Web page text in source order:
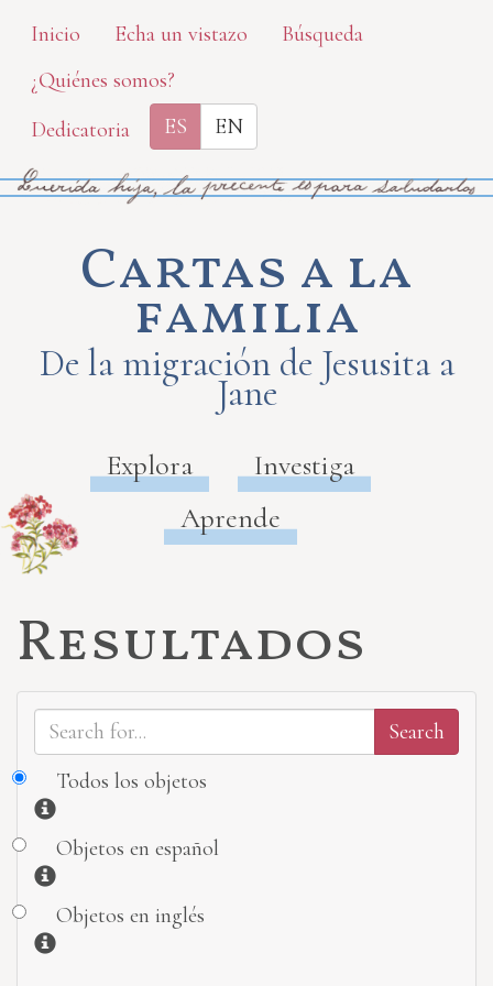
Skip
main
content
Inicio Echa un vistazo
Búsqueda
¿Quiénes somos?
Dedicatoria
ES EN
Cartas a la
familia
De la migración de Jesusita a
Jane
Explora
Investiga
Aprende
Resultados
Todos los objetos
Información
Objetos en español
Información
Objetos en inglés
Información